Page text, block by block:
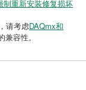
制重新安装修复损坏
请考虑DAQmx和
兼容性。